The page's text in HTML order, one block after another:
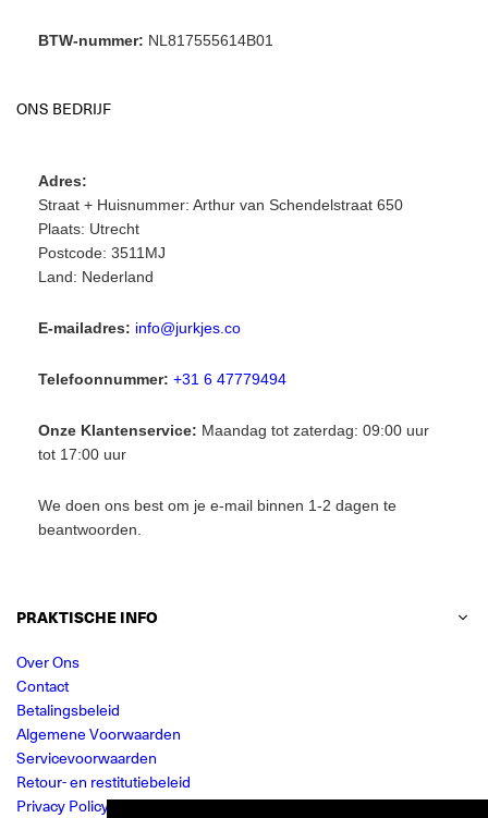
BTW-nummer: NL817555614B01
ONS BEDRIJF
Adres:
Straat + Huisnummer: Arthur van Schendelstraat 650
Plaats: Utrecht
Postcode: 3511MJ
Land: Nederland
E-mailadres: info@jurkjes.co
Telefoonnummer: +31 6 47779494
Onze Klantenservice: Maandag tot zaterdag: 09:00 uur
tot 17:00 uur
We doen ons best om je e-mail binnen 1-2 dagen te
beantwoorden.
PRAKTISCHE INFO
Over Ons
Contact
Betalingsbeleid
Algemene Voorwaarden
Servicevoorwaarden
Retour- en restitutiebeleid
Privacy Policy